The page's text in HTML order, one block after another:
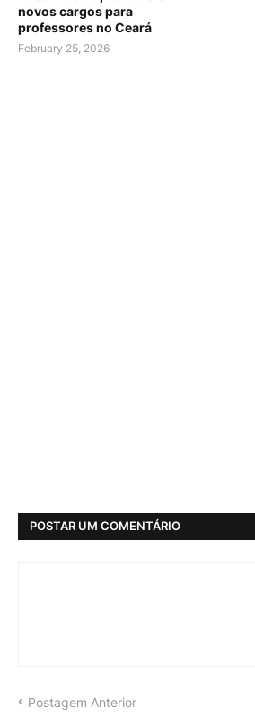
novos cargos para
professores no Ceará
February 25, 2026
POSTAR UM COMENTÁRIO
Postagem Anterior